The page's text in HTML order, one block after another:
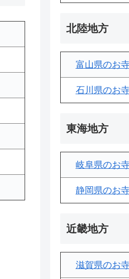
北陸地方
富山県のお
石川県のお
東海地方
岐阜県のお
静岡県のお
近畿地方
滋賀県のお